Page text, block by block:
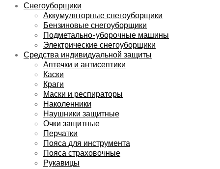
Снегоуборщики
Аккумуляторные снегоуборщики
Бензиновые снегоуборщики
Подметально-уборочные машины
Электрические снегоуборщики
Средства индивидуальной защиты
Аптечки и антисептики
Каски
Краги
Маски и респираторы
Наколенники
Наушники защитные
Очки защитные
Перчатки
Пояса для инструмента
Пояса страховочные
Рукавицы